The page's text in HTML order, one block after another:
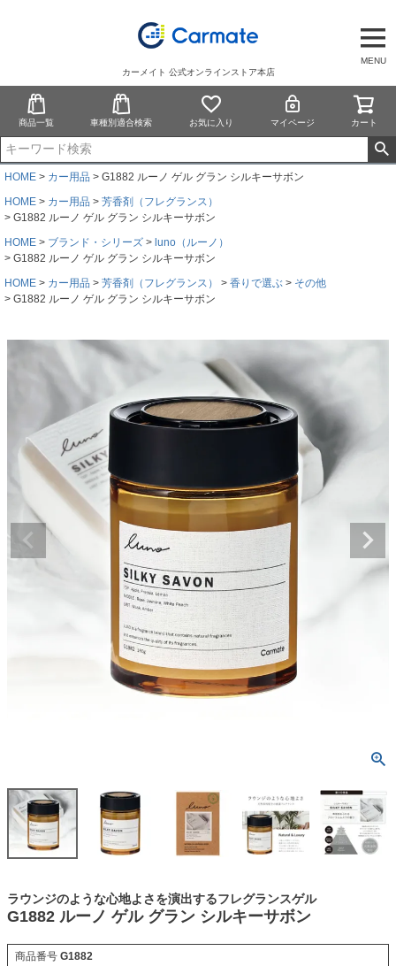
MENU
カーメイト 公式オンラインストア本店
商品一覧 車種別適合検索 お気に入り マイページ カート
HOME カー用品
G1882 ルーノ ゲル グラン シルキーサボン
HOME
カー用品
芳香剤（フレグランス）
G1882 ルーノ ゲル グラン シルキーサボン
HOME
ブランド・シリーズ
luno（ルーノ）
G1882 ルーノ ゲル グラン シルキーサボン
HOME
カー用品 芳香剤（フレグランス） 香りで選ぶ
その他
G1882 ルーノ ゲル グラン シルキーサボン
ラウンジのような心地よさを演出するフレグランスゲル
G1882 ルーノ ゲル グラン シルキーサボン
商品番号 G1882